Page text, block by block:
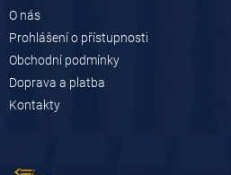
O nás
Prohlášení o přístupnosti
Obchodní podmínky
Doprava a platba
Kontakty